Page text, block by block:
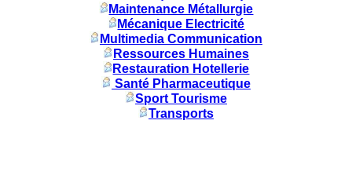
Maintenance Métallurgie
Mécanique Electricité
Multimedia Communication
Ressources Humaines
Restauration Hotellerie
Santé Pharmaceutique
Sport Tourisme
Transports